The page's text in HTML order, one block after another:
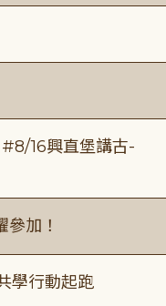
#8/16興直堡講古-
加！
學行動起跑